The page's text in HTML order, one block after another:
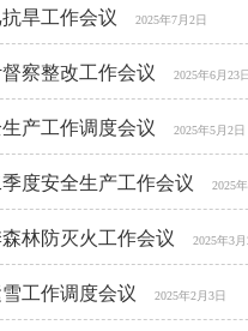
旱工作会议 2025年7月2日
察整改工作会议 2025年6月23
产工作调度会议 2025年5月2日
度安全生产工作会议 2025
林防灭火工作会议 2025年3
工作调度会议 2025年2月3日